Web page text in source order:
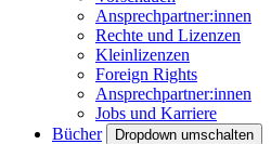
Ansprechpartner:innen
Rechte und Lizenzen
Kleinlizenzen
Foreign Rights
Ansprechpartner:innen
Jobs und Karriere
Bücher
Dropdown umschalten